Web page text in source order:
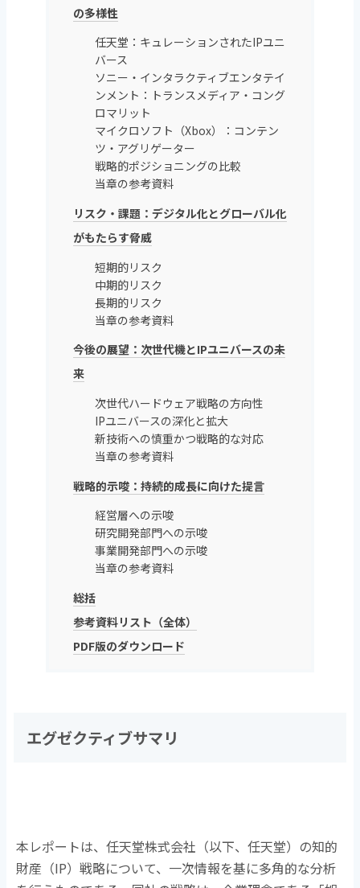
の多様性
任天堂：キュレーションされたIPユニ
バース
ソニー・インタラクティブエンタテイ
ンメント：トランスメディア・コング
ロマリット
マイクロソフト（Xbox）：コンテン
ツ・アグリゲーター
戦略的ポジショニングの比較
当章の参考資料
リスク・課題：デジタル化とグローバル化
がもたらす脅威
短期的リスク
中期的リスク
長期的リスク
当章の参考資料
今後の展望：次世代機とIPユニバースの未
来
次世代ハードウェア戦略の方向性
IPユニバースの深化と拡大
新技術への慎重かつ戦略的な対応
当章の参考資料
戦略的示唆：持続的成長に向けた提言
経営層への示唆
研究開発部門への示唆
事業開発部門への示唆
当章の参考資料
総括
参考資料リスト（全体）
PDF版のダウンロード
エグゼクティブサマリ
本レポートは、任天堂株式会社（以下、任天堂）の知的
財産（IP）戦略について、一次情報を基に多角的な分析